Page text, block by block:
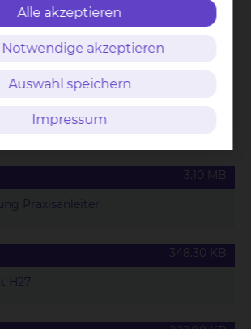
und
Praxisanleiter
3.10 MB
H27
348.30 KB
Alle akzeptieren
Notwendige akzeptieren
Auswahl speichern
Impressum